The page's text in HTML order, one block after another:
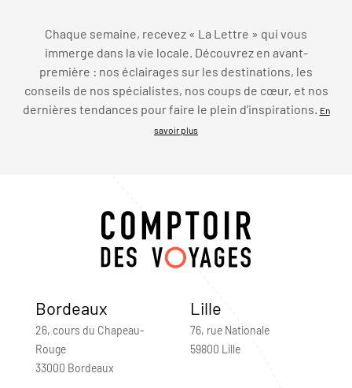
Chaque semaine, recevez « La Lettre » qui vous
immerge dans la vie locale. Découvrez en avant-
première : nos éclairages sur les destinations, les
conseils de nos spécialistes, nos coups de cœur, et nos
dernières tendances pour faire le plein d’inspirations.
En
savoir plus
Bordeaux
26, cours du Chapeau-
Rouge
33000 Bordeaux
Lille
76, rue Nationale
59800 Lille